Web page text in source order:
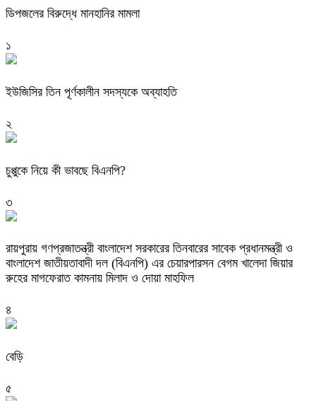
ডিপজলের বিরুদ্ধে মানহানির মামলা
১
ইউজিসির তিন পূর্ণকালীন সদস্যকে অব্যাহতি
২
চুপ্পুকে নিয়ে কী ভাবছে বিএনপি?
৩
রায়পুরায় গণপ্রজাতন্ত্রী বাংলাদেশ সরকারের তিনবারের সাবেক প্রধানমন্ত্রী ও
বাংলাদেশ জাতীয়তাবাদী দল (বিএনপি) এর চেয়ারপারসন বেগম খালেদা জিয়ার
রুহের মাগফেরাত কামনায় মিলাদ ও দোয়া মাহফিল
৪
বেড়ি
৫